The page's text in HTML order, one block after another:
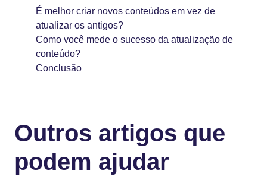
É melhor criar novos conteúdos em vez de
atualizar os antigos?
Como você mede o sucesso da atualização de
conteúdo?
Conclusão
Outros artigos que
podem ajudar